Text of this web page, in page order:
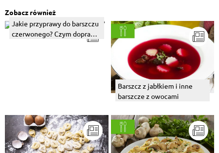
Zobacz również
Jakie przyprawy do barszczu
czerwonego? Czym doprawić
Barszcz z jabłkiem i inne
barszcze z owocami